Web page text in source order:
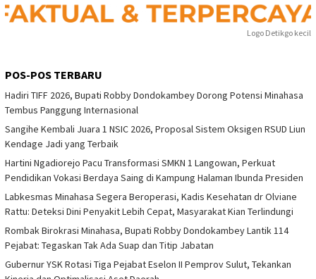
Logo Detikgo kecil
POS-POS TERBARU
Hadiri TIFF 2026, Bupati Robby Dondokambey Dorong Potensi Minahasa
Tembus Panggung Internasional
Sangihe Kembali Juara 1 NSIC 2026, Proposal Sistem Oksigen RSUD Liun
Kendage Jadi yang Terbaik
Hartini Ngadiorejo Pacu Transformasi SMKN 1 Langowan, Perkuat
Pendidikan Vokasi Berdaya Saing di Kampung Halaman Ibunda Presiden
Labkesmas Minahasa Segera Beroperasi, Kadis Kesehatan dr Olviane
Rattu: Deteksi Dini Penyakit Lebih Cepat, Masyarakat Kian Terlindungi
Rombak Birokrasi Minahasa, Bupati Robby Dondokambey Lantik 114
Pejabat: Tegaskan Tak Ada Suap dan Titip Jabatan
Gubernur YSK Rotasi Tiga Pejabat Eselon II Pemprov Sulut, Tekankan